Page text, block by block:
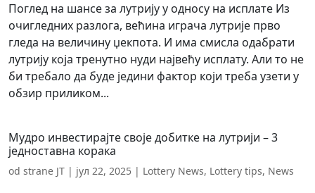
Поглед на шансе за лутрију у односу на исплате Из
очигледних разлога, већина играча лутрије прво
гледа на величину џекпота. И има смисла одабрати
лутрију која тренутно нуди највећу исплату. Али то не
би требало да буде једини фактор који треба узети у
обзир приликом...
Мудро инвестирајте своје добитке на лутрији – 3
једноставна корака
od strane JT | јул 22, 2025 | Lottery News, Lottery tips, News